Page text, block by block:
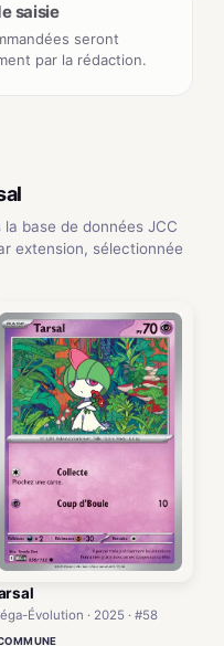
saisie
seront
par la rédaction.
la base de données JCC
extension, sélectionnée
Évolution · 2025 · #58